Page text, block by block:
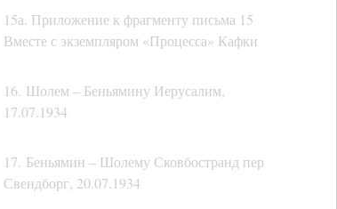
15а. Приложение к фрагменту письма 15
Вместе с экземпляром «Процесса» Кафки
16. Шолем – Беньямину Иерусалим,
17.07.1934
17. Беньямин – Шолему Сковбостранд пер
Свендборг, 20.07.1934